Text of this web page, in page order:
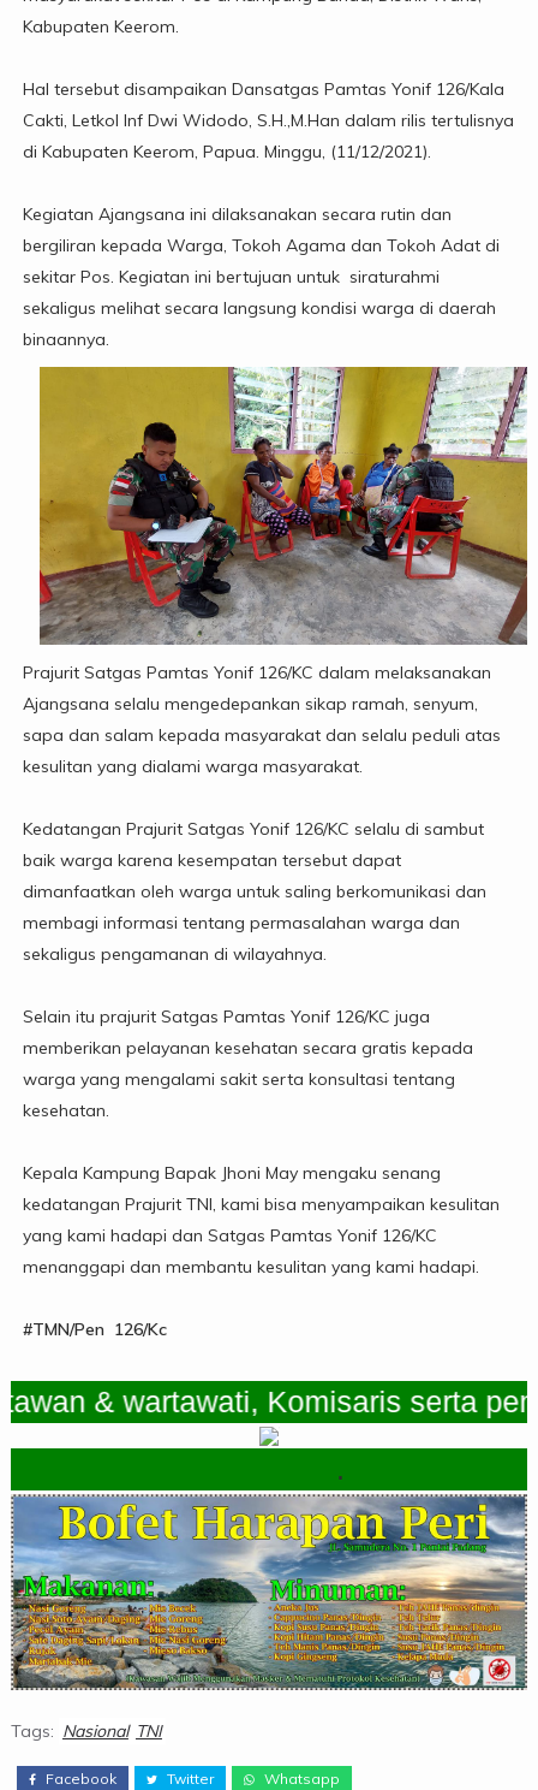
Kabupaten Keerom.
Hal tersebut disampaikan Dansatgas Pamtas Yonif 126/Kala
Cakti, Letkol Inf Dwi Widodo, S.H.,M.Han dalam rilis tertulisnya
di Kabupaten Keerom, Papua. Minggu, (11/12/2021).
Kegiatan Ajangsana ini dilaksanakan secara rutin dan
bergiliran kepada Warga, Tokoh Agama dan Tokoh Adat di
sekitar Pos. Kegiatan ini bertujuan untuk siraturahmi
sekaligus melihat secara langsung kondisi warga di daerah
binaannya.
Prajurit Satgas Pamtas Yonif 126/KC dalam melaksanakan
Ajangsana selalu mengedepankan sikap ramah, senyum,
sapa dan salam kepada masyarakat dan selalu peduli atas
kesulitan yang dialami warga masyarakat.
Kedatangan Prajurit Satgas Yonif 126/KC selalu di sambut
baik warga karena kesempatan tersebut dapat
dimanfaatkan oleh warga untuk saling berkomunikasi dan
membagi informasi tentang permasalahan warga dan
sekaligus pengamanan di wilayahnya.
Selain itu prajurit Satgas Pamtas Yonif 126/KC juga
memberikan pelayanan kesehatan secara gratis kepada
warga yang mengalami sakit serta konsultasi tentang
kesehatan.
Kepala Kampung Bapak Jhoni May mengaku senang
kedatangan Prajurit TNI, kami bisa menyampaikan kesulitan
yang kami hadapi dan Satgas Pamtas Yonif 126/KC
menanggapi dan membantu kesulitan yang kami hadapi.
#TMN/Pen 126/Kc
& wartawati, Komisaris serta
Tags: Nasional TNI
Facebook Twitter Whatsapp